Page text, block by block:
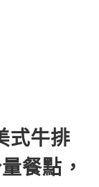
式牛排
餐點，